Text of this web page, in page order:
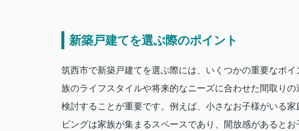
新築戸建てを選ぶ際のポイント
筑西市で新築戸建てを選ぶ際には、いくつかの重要なポ
族のライフスタイルや将来的なニーズに合わせた間取り
検討することが重要です。例えば、小さなお子様がいる
ビングは家族が集まるスペースであり、開放感があるとお